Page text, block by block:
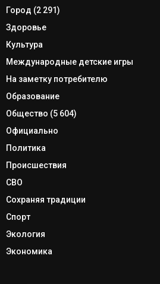
Город (2 291)
Здоровье
Культура
Международные детские игры
На заметку потребителю
Образование
Общество (5 604)
Официально
Политика
Происшествия
СВО
Сохраняя традиции
Спорт
Экология
Экономика